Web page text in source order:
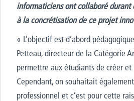
informaticiens ont collaboré durant
à la concrétisation de ce projet
« L’objectif est d’abord
Petteau, directeur de la Catégorie
permettre aux étudiants de créer et
Cependant, on souhaitait
professionnel et c’est pour cette